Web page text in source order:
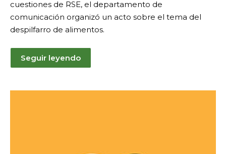
cuestiones de RSE, el departamento de
comunicación organizó un acto sobre el tema del
despilfarro de alimentos.
Seguir leyendo